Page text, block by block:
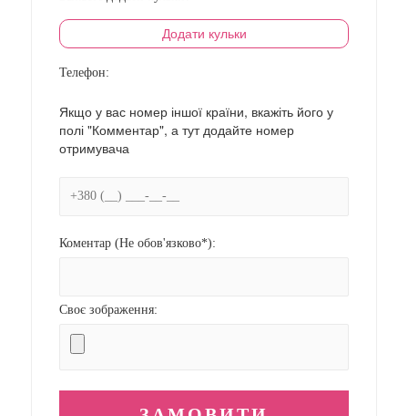
Додати кульки
Телефон:
Якщо у вас номер іншої країни, вкажіть його у
полі "Комментар", а тут додайте номер
отримувача
Коментар (Не обов'язково*):
Своє зображення: